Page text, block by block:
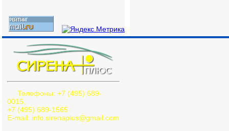
Телефоны: +7 (495) 689-
0015,
+7 (495) 689-1565
E-mail: info.sirenaplus@gmail.com